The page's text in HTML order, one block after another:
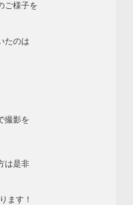
ご様子を
たのは
撮影を
は是非
ます！